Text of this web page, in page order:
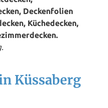
Deckenfolien
Küchedecken,
Küssaberg